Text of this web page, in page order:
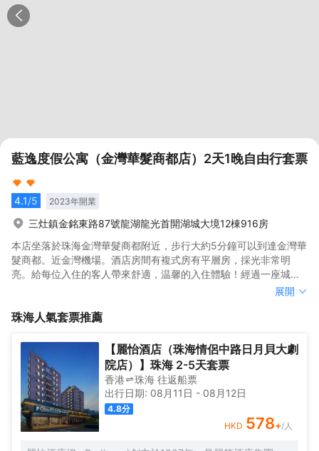
藍逸度假公寓（金灣華髮商都店）2天1晚自由行套票
4.1/5 2023年開業
三灶鎮金銘東路87號龍湖龍光首開湖城大境12棟916房
本店坐落於珠海金灣華髮商都附近，步行大約5分鐘可以到達金灣華
髮商都。近金灣機場。酒店房間有複式房有平層房，採光非常明
亮。給每位入住的客人帶來舒適，温馨的入住體驗！經過一座城
市，尋覓一間房，消去您滿身的疲勞，我們將以熱情的服務，舒適
本店坐落於珠海金灣華髮商都附近，步行大約5分鐘可以到達金灣華
亮。給每位入住的客人帶來舒適，温馨的入住體驗！經過一座城
的房問，期待您的到來。我們在這裏，等您來！
展開
珠海人氣套票推薦
【麗怡酒店（珠海情侶中路日月貝大劇
院店）】珠海 2-5天套票
香港 珠海 往返船票
出行日期: 08月11日 - 08月12日
4.8分
HKD 578+/人